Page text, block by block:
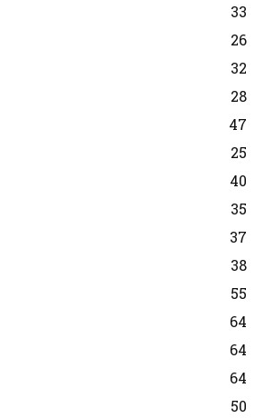
33
26
32
28
47
25
40
35
37
38
55
64
64
64
50